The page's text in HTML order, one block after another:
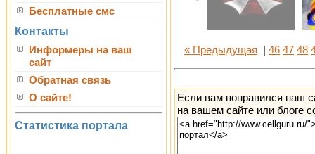
Бесплатные смс
Контакты
Информеры на ваш
сайт
Обратная связь
О сайте!
Статистика портала
« Предыдущая 46 47 48
Если вам понравился наш
на вашем сайте или блоге